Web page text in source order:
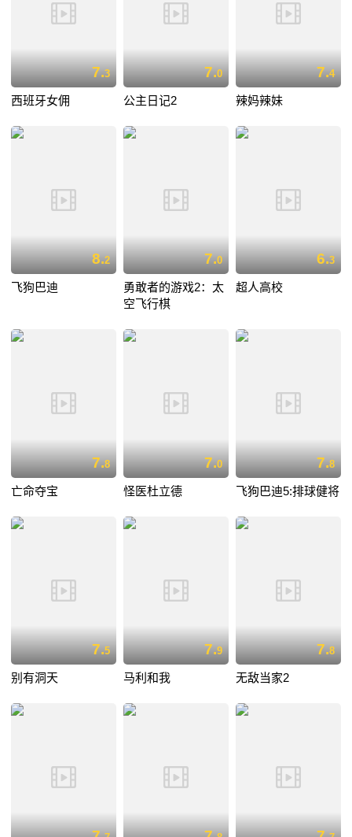
7.3
西班牙女佣
7.0
公主日记2
7.4
辣妈辣妹
8.2
飞狗巴迪
7.0
勇敢者的游戏2：太
空飞行棋
6.3
超人高校
7.8
亡命夺宝
7.0
怪医杜立德
7.8
飞狗巴迪5:排球健将
7.5
别有洞天
7.9
马利和我
7.8
无敌当家2